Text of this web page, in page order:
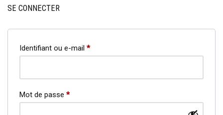
SE CONNECTER
Identifiant ou e-mail *
Mot de passe *